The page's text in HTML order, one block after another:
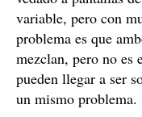
variable, pero con
problema es que
mezclan, pero no es
pueden llegar a ser
un mismo problema.